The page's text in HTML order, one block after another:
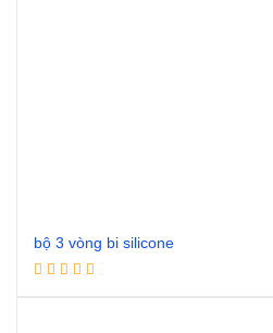
bộ 3 vòng bi silicone